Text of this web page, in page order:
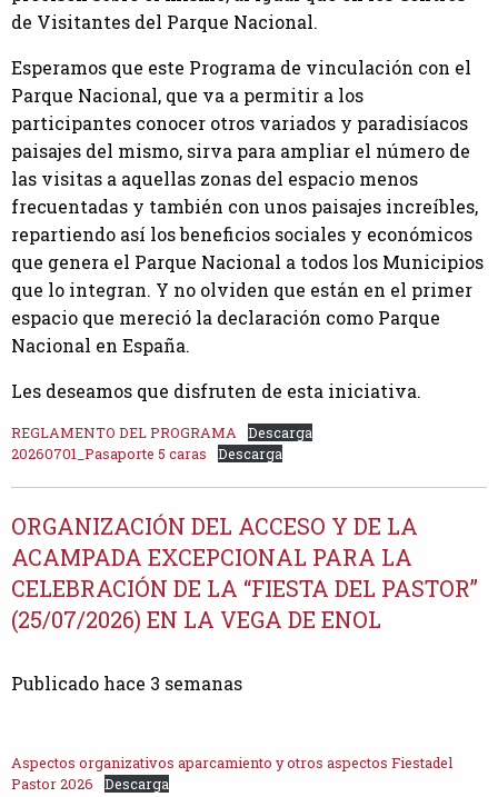
de Visitantes del Parque Nacional.
Esperamos que este Programa de vinculación con el
Parque Nacional, que va a permitir a los
participantes conocer otros variados y paradisíacos
paisajes del mismo, sirva para ampliar el número de
las visitas a aquellas zonas del espacio menos
frecuentadas y también con unos paisajes increíbles,
repartiendo así los beneficios sociales y económicos
que genera el Parque Nacional a todos los Municipios
que lo integran. Y no olviden que están en el primer
espacio que mereció la declaración como Parque
Nacional en España.
Les deseamos que disfruten de esta iniciativa.
REGLAMENTO DEL PROGRAMA
Descarga
20260701_Pasaporte 5 caras
Descarga
ORGANIZACIÓN DEL ACCESO Y DE LA
ACAMPADA EXCEPCIONAL PARA LA
CELEBRACIÓN DE LA “FIESTA DEL PASTOR”
(25/07/2026) EN LA VEGA DE ENOL
Publicado hace 3 semanas
Aspectos organizativos aparcamiento y otros aspectos Fiestadel
Pastor 2026
Descarga